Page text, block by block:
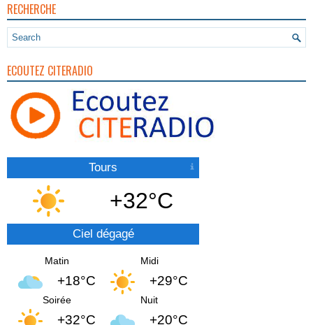
RECHERCHE
ECOUTEZ CITERADIO
Tours
+32°C
Ciel dégagé
Matin
+18°C
Midi
+29°C
Soirée
+32°C
Nuit
+20°C